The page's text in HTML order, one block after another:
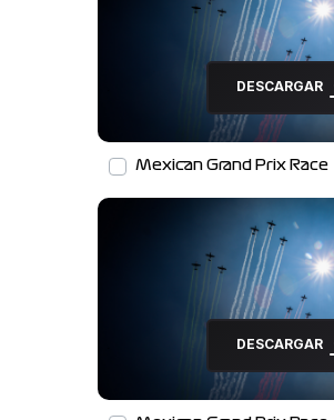
DESCARGAR
Mexican Grand Prix Race
DESCARGAR